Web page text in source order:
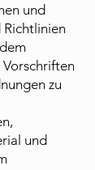
und
Richtlinien
zu
und